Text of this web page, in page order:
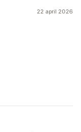
22 april 2026